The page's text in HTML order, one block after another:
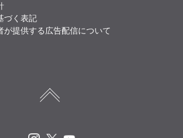
づく表記
が提供する広告配信について